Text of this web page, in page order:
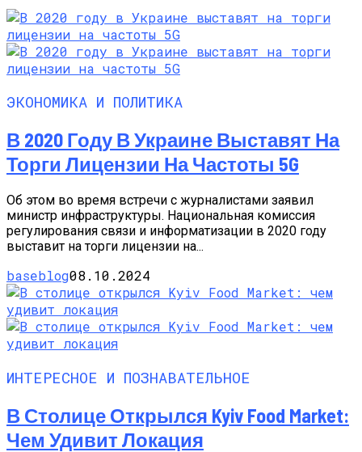
ЭКОНОМИКА И ПОЛИТИКА
В 2020 Году В Украине Выставят На
Торги Лицензии На Частоты 5G
Об этом во время встречи с журналистами заявил
министр инфраструктуры. Национальная комиссия
регулирования связи и информатизации в 2020 году
выставит на торги лицензии на...
baseblog08.10.2024
ИНТЕРЕСНОЕ И ПОЗНАВАТЕЛЬНОЕ
В Столице Открылся Kyiv Food Market:
Чем Удивит Локация